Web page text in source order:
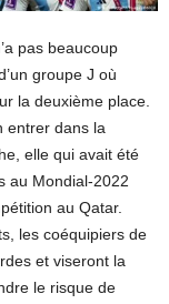
pas beaucoup
groupe J où
la deuxième place.
entrer dans la
elle qui avait été
au Mondial-2022
au Qatar.
les coéquipiers de
et viseront la
le risque de